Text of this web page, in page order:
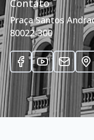
Contato
Praça Santos
80022-300